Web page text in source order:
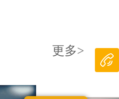
更多>